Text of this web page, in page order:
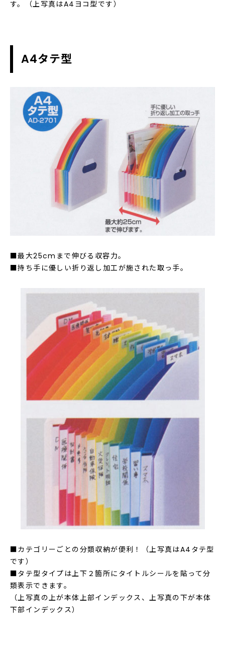
す。（上写真はA4ヨコ型です）
A4タテ型
■最大25cmまで伸びる収容力。
■持ち手に優しい折り返し加工が施された取っ手。
■カテゴリーごとの分類収納が便利！（上写真はA4タテ型
です）
■タテ型タイプは上下２箇所にタイトルシールを貼って分
類表示できます。
（上写真の上が本体上部インデックス、上写真の下が本体
下部インデックス）